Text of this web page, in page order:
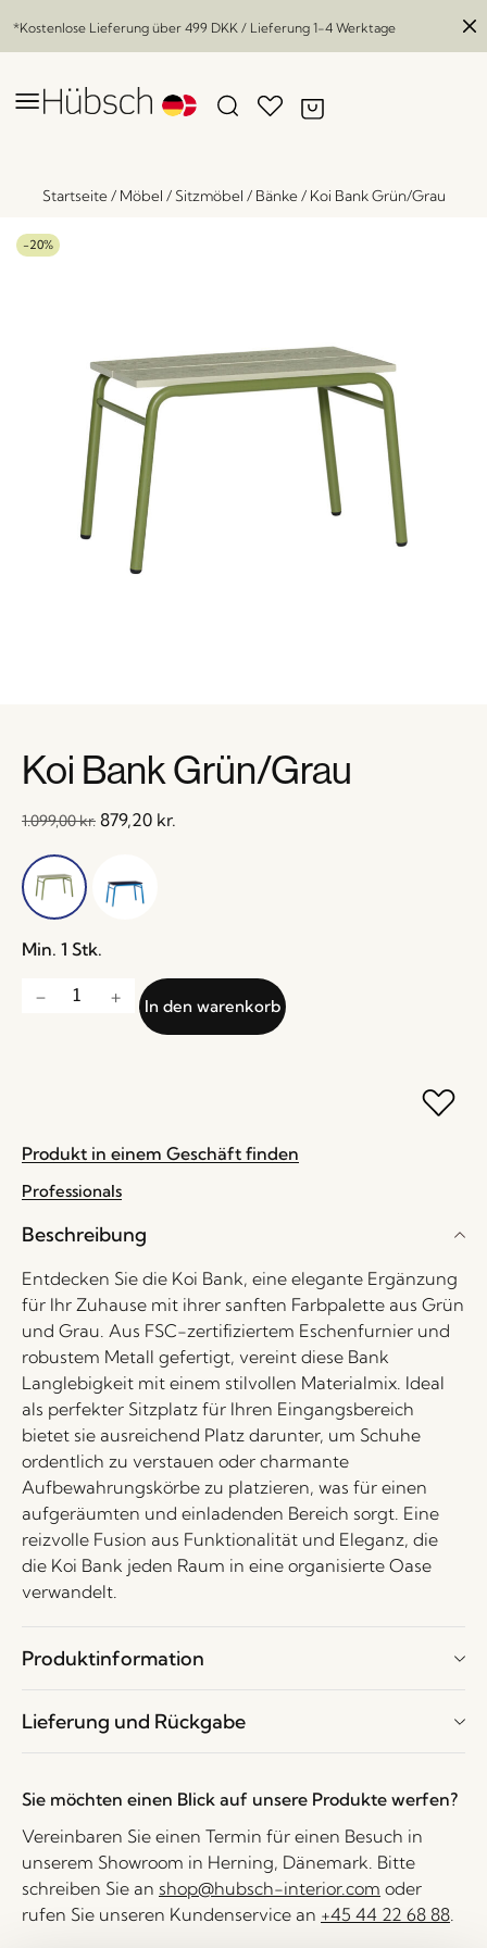
*Kostenlose Lieferung über 499 DKK / Lieferung 1-4 Werktage
Startseite/ Möbel / Sitzmöbel / Bänke/ Koi Bank Grün/Grau
-20%
Koi Bank Grün/Grau
1.099,00kr. 879,20 kr.
Min. 1 Stk.
In den warenkorb
Produkt in einem Geschäft finden
Professionals
Beschreibung
Entdecken Sie die Koi Bank, eine elegante Ergänzung
für Ihr Zuhause mit ihrer sanften Farbpalette aus Grün
und Grau. Aus FSC-zertifiziertem Eschenfurnier und
robustem Metall gefertigt, vereint diese Bank
Langlebigkeit mit einem stilvollen Materialmix. Ideal
als perfekter Sitzplatz für Ihren Eingangsbereich
bietet sie ausreichend Platz darunter, um Schuhe
ordentlich zu verstauen oder charmante
Aufbewahrungskörbe zu platzieren, was für einen
aufgeräumten und einladenden Bereich sorgt. Eine
reizvolle Fusion aus Funktionalität und Eleganz, die
die Koi Bank jeden Raum in eine organisierte Oase
verwandelt.
Produktinformation
Lieferung und Rückgabe
Sie möchten einen Blick auf unsere Produkte werfen?
Vereinbaren Sie einen Termin für einen Besuch in
unserem Showroom in Herning, Dänemark. Bitte
schreiben Sie an shop@hubsch-interior.com oder
rufen Sie unseren Kundenservice an +45 44 22 68 88.